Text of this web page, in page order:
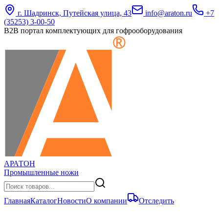
г. Шадринск, Путейская улица, 43 info@araton.ru
+7
(35253) 3-00-50
B2B портал комплектующих для гофрооборудования
АРАТОН
Промышленные ножи
ГлавнаяКаталогНовостиО компании Отследить